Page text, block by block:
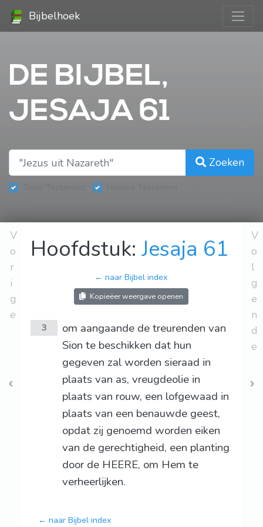
Bijbelhoek
DE BIJBEL,
JESAJA 61
Zoeken
V
o
r
i
g
e
Hoofdstuk:Jesaja 61
← naar Bijbel index
Kopieëer weergave openen
3
om aangaande de treurenden van
Sion te beschikken dat hun
gegeven zal worden sieraad in
plaats van as, vreugdeolie in
plaats van rouw, een lofgewaad in
plaats van een benauwde geest,
opdat zij genoemd worden eiken
van de gerechtigheid, een planting
door de HEERE, om Hem te
verheerlijken.
← naar Bijbel index
V
o
l
g
e
n
d
e